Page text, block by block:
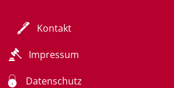
Kontakt
Impressum
Datenschutz